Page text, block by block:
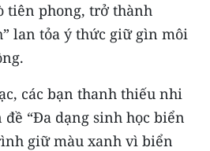
phía Bắc
tiên phong, trở thành
lan tỏa ý thức giữ gìn môi
các bạn thanh thiếu nhi
“Đa dạng sinh học biển
giữ màu xanh vì biển